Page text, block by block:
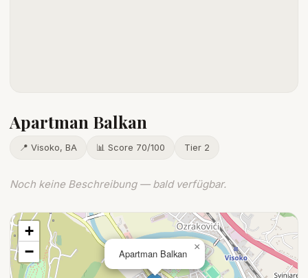
Apartman Balkan
📍 Visoko, BA 📊 Score 70/100 Tier 2
Noch keine Beschreibung — bald verfügbar.
Apartman Balkan
×
+
−